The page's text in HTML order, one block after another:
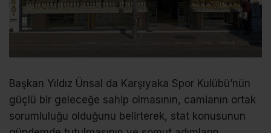
Başkan Yıldız Ünsal da Karşıyaka Spor Kulübü’nün
güçlü bir geleceğe sahip olmasının, camianın ortak
sorumluluğu olduğunu belirterek, stat konusunun